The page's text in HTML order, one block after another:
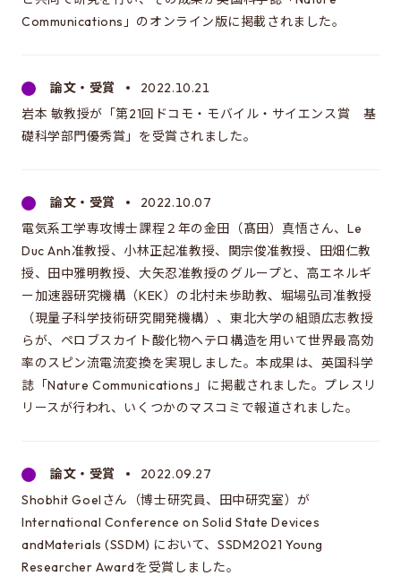
Communications」のオンライン版に掲載されました。
論文・受賞
2022.10.21
岩本 敏教授が「第21回ドコモ・モバイル・サイエンス賞 基
礎科学部門優秀賞」を受賞されました。
論文・受賞
2022.10.07
電気系工学専攻博士課程２年の金田（髙田）真悟さん、Le
Duc Anh准教授、小林正起准教授、関宗俊准教授、田畑仁教
授、田中雅明教授、大矢忍准教授のグループと、高エネルギ
ー加速器研究機構（KEK）の北村未歩助教、堀場弘司准教授
（現量子科学技術研究開発機構）、東北大学の組頭広志教授
らが、ペロブスカイト酸化物ヘテロ構造を用いて世界最高効
率のスピン流電流変換を実現しました。本成果は、英国科学
誌「Nature Communications」に掲載されました。プレスリ
リースが行われ、いくつかのマスコミで報道されました。
論文・受賞
2022.09.27
Shobhit Goelさん（博士研究員、田中研究室）が
International Conference on Solid State Devices
andMaterials (SSDM) において、SSDM2021 Young
Researcher Awardを受賞しました。